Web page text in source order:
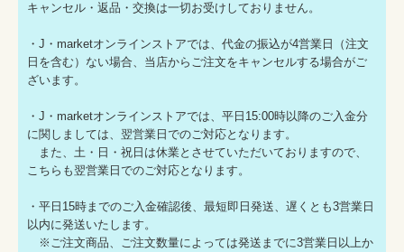
キャンセル・返品・交換は一切お受けしておりません。
・J・marketオンラインストアでは、代金の振込が4営業日（注文
日を含む）ない場合、当店からご注文をキャンセルする場合がご
ざいます。
・J・marketオンラインストアでは、平日15:00時以降のご入金分
に関しましては、翌営業日でのご対応となります。
また、土・日・祝日は休業とさせていただいておりますので、
こちらも翌営業日でのご対応となります。
・平日15時までのご入金確認後、最短即日発送、遅くとも3営業日
以内に発送いたします。
※ご注文商品、ご注文数量によっては発送までに3営業日以上か